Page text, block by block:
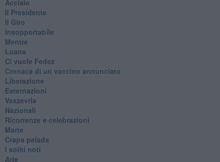
Acciaio
Il Presidente
​Il Giro
Insopportabile
​Mentre
Luana
​Ci vuole Fedez
​Cronaca di un vaccino annunciato
​Liberazione
Esternazioni
Vaxzevria
Nazionali
​Ricorrenze e celebrazioni
Marte
​Crapa pelada
​I soliti noti
Arie